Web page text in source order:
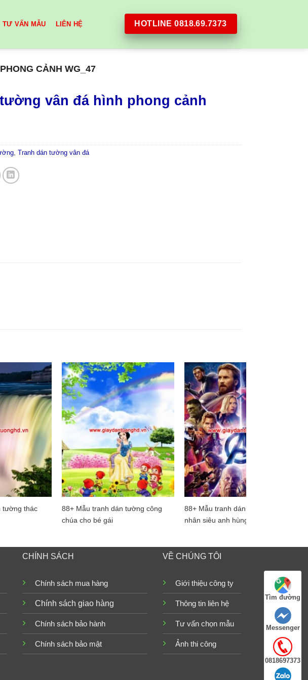
TƯ VẤN MẪU LIÊN HỆ HOTLINE 0818.69.7373
CẢNH WG_47
vân đá hình phong cảnh
, Tranh dán tường vân đá
tường thác
88+ Mẫu tranh dán tường công
chúa cho bé gái
88+ Mẫu tranh dán tường siêu
nhân siêu anh hùng cho bé
CHÍNH SÁCH
Chính sách mua hàng
Chính sách giao hàng
Chính sách bảo hành
Chính sách bảo mật
VỀ CHÚNG TÔI
Giới thiệu công ty
Thông tin liên hệ
Tư vấn chọn mẫu
Ảnh thi công
Tìm đường
Messenger
0818697373